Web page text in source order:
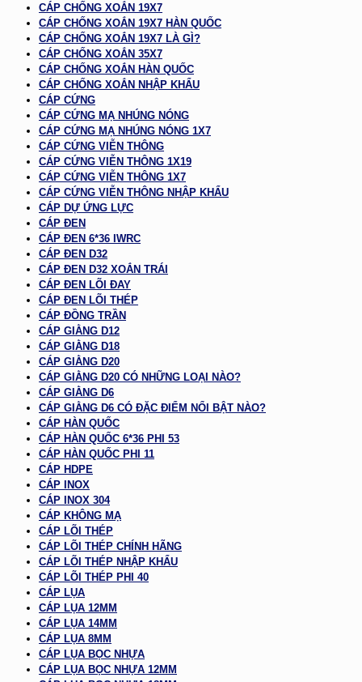
CÁP CHỐNG XOẮN 19X7
CÁP CHỐNG XOẮN 19X7 HÀN QUỐC
CÁP CHỐNG XOẮN 19X7 LÀ GÌ?
CÁP CHỐNG XOẮN 35X7
CÁP CHỐNG XOẮN HÀN QUỐC
CÁP CHỐNG XOẮN NHẬP KHẨU
CÁP CỨNG
CÁP CỨNG MẠ NHÚNG NÓNG
CÁP CỨNG MẠ NHÚNG NÓNG 1X7
CÁP CỨNG VIỄN THÔNG
CÁP CỨNG VIỄN THÔNG 1X19
CÁP CỨNG VIỄN THÔNG 1X7
CÁP CỨNG VIỄN THÔNG NHẬP KHẨU
CÁP DỰ ỨNG LỰC
CÁP ĐEN
CÁP ĐEN 6*36 IWRC
CÁP ĐEN D32
CÁP ĐEN D32 XOẮN TRÁI
CÁP ĐEN LÕI ĐAY
CÁP ĐEN LÕI THÉP
CÁP ĐỒNG TRẦN
CÁP GIẰNG D12
CÁP GIẰNG D18
CÁP GIẰNG D20
CÁP GIẰNG D20 CÓ NHỮNG LOẠI NÀO?
CÁP GIẰNG D6
CÁP GIẰNG D6 CÓ ĐẶC ĐIỂM NỔI BẬT NÀO?
CÁP HÀN QUỐC
CÁP HÀN QUỐC 6*36 PHI 53
CÁP HÀN QUỐC PHI 11
CÁP HDPE
CÁP INOX
CÁP INOX 304
CÁP KHÔNG MẠ
CÁP LÕI THÉP
CÁP LÕI THÉP CHÍNH HÃNG
CÁP LÕI THÉP NHẬP KHẨU
CÁP LÕI THÉP PHI 40
CÁP LỤA
CÁP LỤA 12MM
CÁP LỤA 14MM
CÁP LỤA 8MM
CÁP LỤA BỌC NHỰA
CÁP LỤA BỌC NHỰA 12MM